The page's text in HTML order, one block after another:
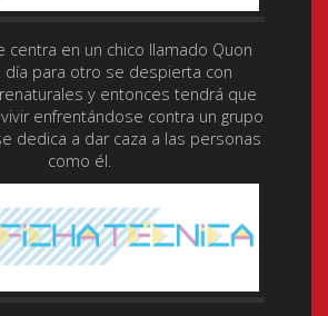
centra en un chico llamado Quon
día para otro se despierta con
y entonces tendrá que
enfrentándose contra un grupo
dedica a dar caza a las personas
como él.